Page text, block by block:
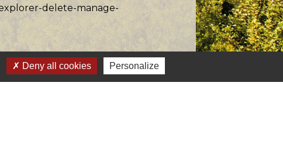
delete-manage-
du site
Deny all cookies Personalize